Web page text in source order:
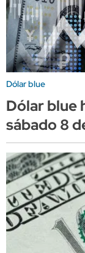
Dólar blue
Dólar blue
sábado 8